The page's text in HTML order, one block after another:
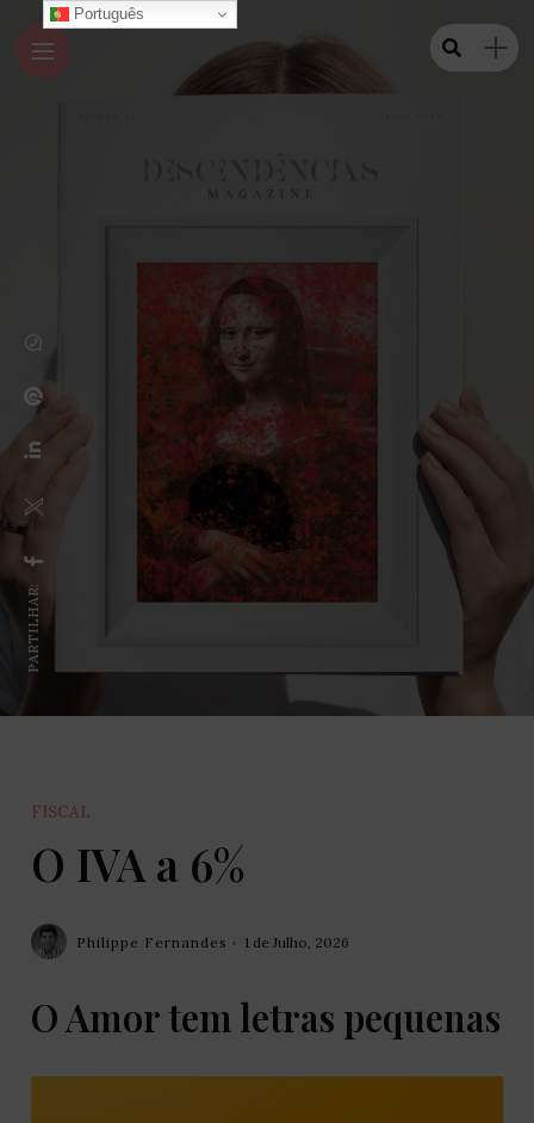
PARTILHAR:
FISCAL
O IVA a 6%
Philippe Fernandes 1 de Julho, 2026
O Amor tem letras pequenas
Português